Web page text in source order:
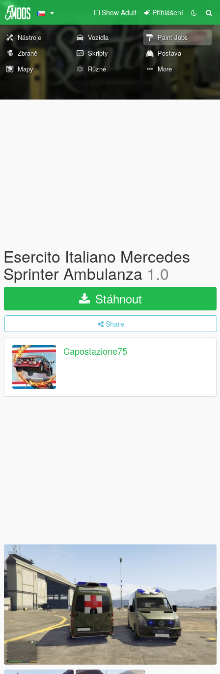
Show Adult Přihlášení
Nástroje Vozidla
Paint Jobs
Zbraně
Skripty
Postava
Mapy
Různé More
Esercito Italiano Mercedes
Sprinter Ambulanza 1.0
Stáhnout
Share
Capostazione75